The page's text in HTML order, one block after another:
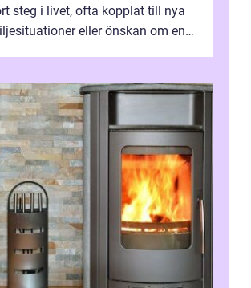
steg i livet, ofta kopplat till nya
eller önskan om en